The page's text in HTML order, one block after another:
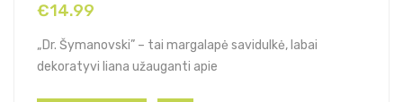
€14.99
„Dr. Šymanovski” – tai margalapė savidulkė, labai
dekoratyvi liana užauganti apie